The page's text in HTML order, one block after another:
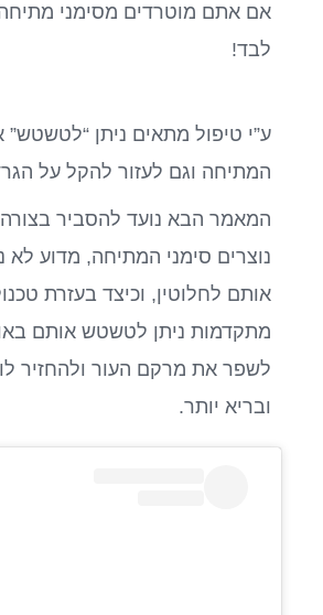
אם אתם מוטרדים מסימני
לבד!
ע”י טיפול מתאים ניתן “לטשטש”
המתיחה וגם לעזור להקל על
המאמר הבא נועד להסביר בצורה
נוצרים סימני המתיחה, מדוע לא
אותם לחלוטין, וכיצד בעזרת
מתקדמות ניתן לטשטש אותם
לשפר את מרקם העור ולהחזיר
ובריא יותר.